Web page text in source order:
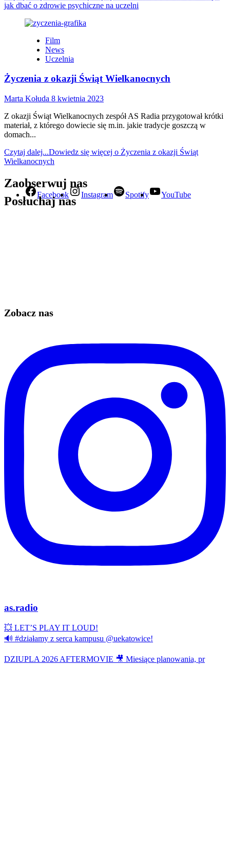
jak dbać o zdrowie psychiczne na uczelni
Film
News
Uczelnia
Życzenia z okazji Świąt Wielkanocnych
Marta Kołuda 8 kwietnia 2023
Z okazji Świąt Wielkanocnych zespół AS Radia przygotował krótki
materiał, z którego dowiecie się m.in. jakie tradycje goszczą w
domach...
Czytaj dalej...Dowiedz się więcej o Życzenia z okazji Świąt
Wielkanocnych
Zaobserwuj nas
Facebook Instagram Spotify YouTube
Posłuchaj nas
Zobacz nas
as.radio
💥 LET’S PLAY IT LOUD!
🔊 #działamy z serca kampusu @uekatowice!
DZIUPLA 2026 AFTERMOVIE 🎥 Miesiące planowania, pr